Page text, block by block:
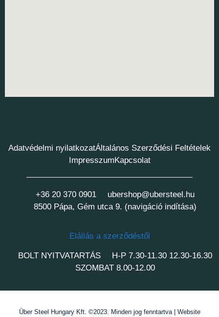
Adatvédelmi nyilatkozatÁltalános Szerződési Feltételek
Impresszum Kapcsolat
+36 20 370 0901
ubershop@ubersteel.hu
8500 Pápa, Gém utca 9. (navigáció indítása)
Elállás a szerződéstől
BOLT NYITVATARTÁS
H-P 7.30-11.30 12.30-16.30
SZOMBAT 8.00-12.00
Über Steel Hungary Kft. ©2023. Minden jog fenntartva | Website